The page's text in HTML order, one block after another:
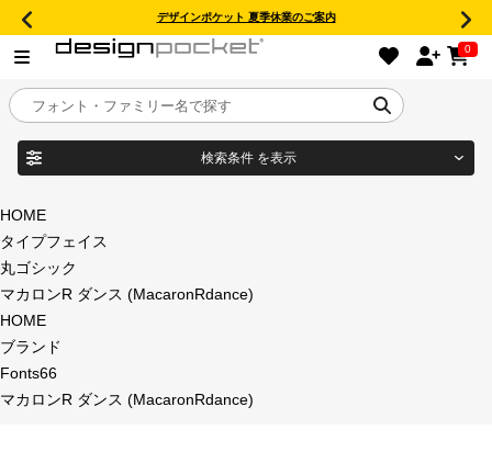
デザインポケット 夏季休業のご案内
0
目的別フォントガイド
特集
年間ライセンス商品
検索条件 を表示
商品名
フォント形式
HOME
タイプフェイス
丸ゴシック
マカロンR ダンス (MacaronRdance)
HOME
ブランド
Fonts66
マカロンR ダンス (MacaronRdance)